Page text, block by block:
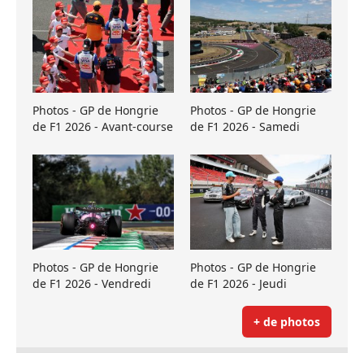
Photos - GP de Hongrie
de F1 2026 - Avant-course
Photos - GP de Hongrie
de F1 2026 - Samedi
Photos - GP de Hongrie
de F1 2026 - Vendredi
Photos - GP de Hongrie
de F1 2026 - Jeudi
+ de photos